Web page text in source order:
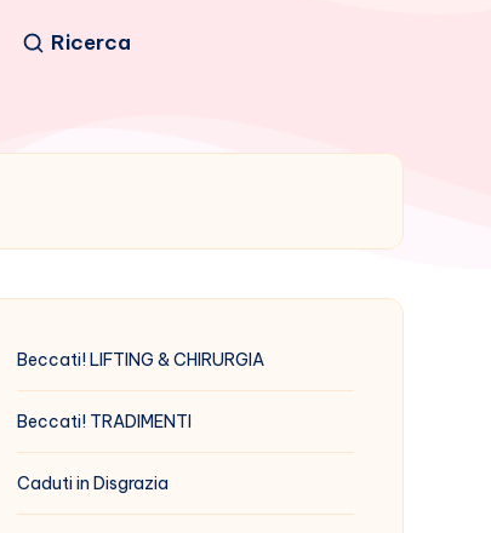
Ricerca
Beccati! LIFTING & CHIRURGIA
Beccati! TRADIMENTI
Caduti in Disgrazia